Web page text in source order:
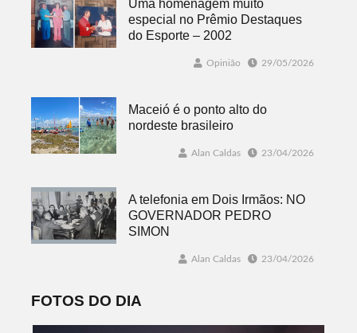
Uma homenagem muito
especial no Prêmio Destaques
do Esporte – 2002
Opinião 29/05/2026
Maceió é o ponto alto do
nordeste brasileiro
Alan Caldas 23/04/2026
A telefonia em Dois Irmãos: NO
GOVERNADOR PEDRO
SIMON
Alan Caldas 23/04/2026
FOTOS DO DIA